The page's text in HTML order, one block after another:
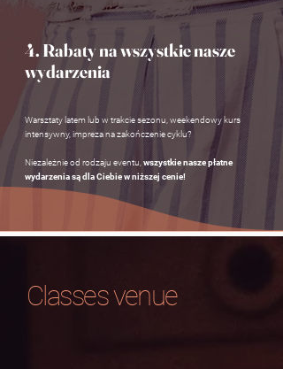
4. Rabatyna wszystkie nasze
wydarzenia
Warsztaty latem lub w trakcie sezonu, weekendowy kurs
intensywny, impreza na zakończenie cyklu?
Niezależnie od rodzaju eventu, wszystkie nasze płatne
wydarzenia są dla Ciebie w niższej cenie!
Classes venue